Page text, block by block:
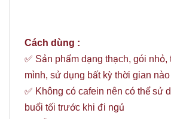
Cách dùng :
✅ Sản phẩm dạng thạch, gói nhỏ,
mình, sử dụng bất kỳ thời gian
✅ Không có cafein nên có thể sử
buổi tối trước khi đi ngủ